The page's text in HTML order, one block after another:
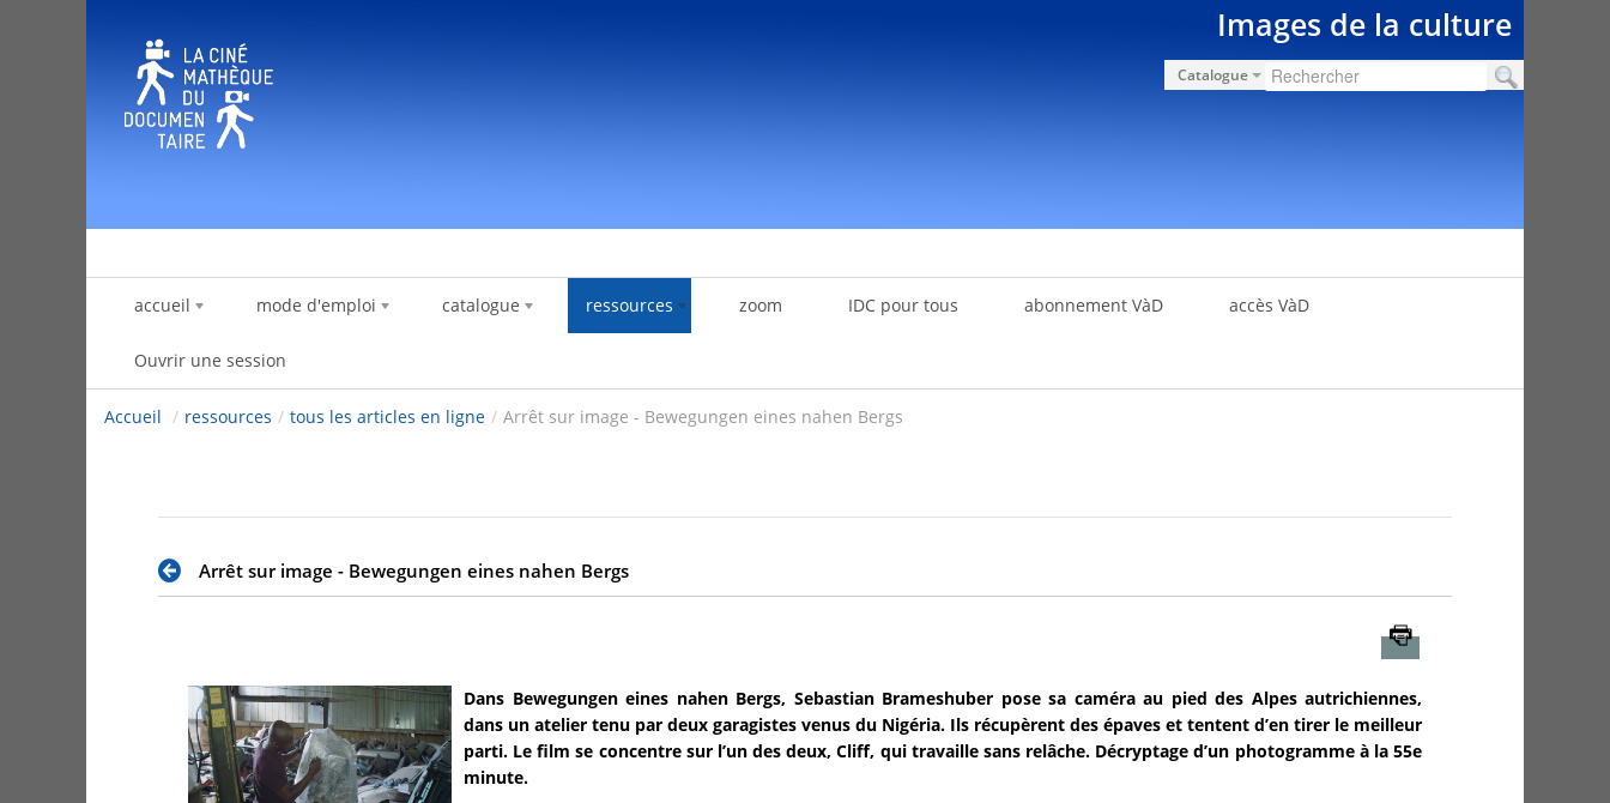
Images de la culture
Catalogue
accueil mode d'emploi catalogue ressources zoom IDC pour tous abonnement VàD accès VàD
Ouvrir une session
Accueil / ressources / tous les articles en ligne / Arrêt sur image - Bewegungen eines nahen Bergs
Arrêt sur image - Bewegungen eines nahen Bergs
Dans Bewegungen eines nahen Bergs, Sebastian Brameshuber pose sa caméra au pied des Alpes autrichiennes,
dans un atelier tenu par deux garagistes venus du Nigéria. Ils récupèrent des épaves et tentent d’en tirer le meilleur
parti. Le film se concentre sur l’un des deux, Cliff, qui travaille sans relâche. Décryptage d’un photogramme à la 55e
minute.